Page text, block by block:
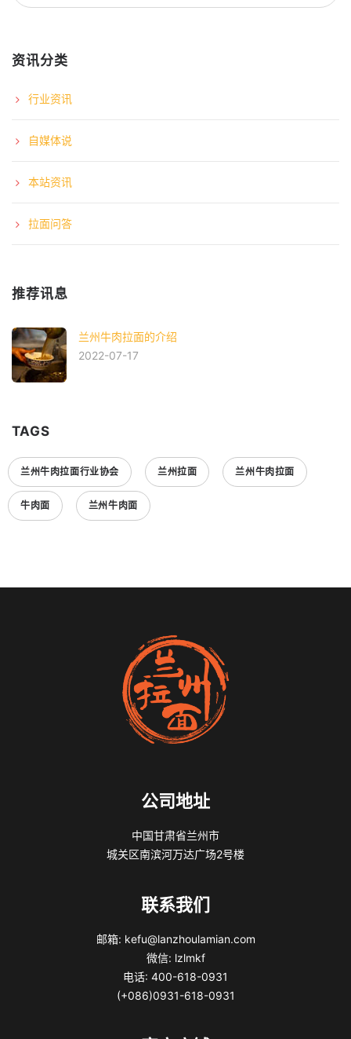
资讯分类
行业资讯
自媒体说
本站资讯
拉面问答
推荐讯息
兰州牛肉拉面的介绍
2022-07-17
TAGS
兰州牛肉拉面行业协会 兰州拉面 兰州牛肉拉面
牛肉面 兰州牛肉面
公司地址
中国甘肃省兰州市
城关区南滨河万达广场2号楼
联系我们
邮箱: kefu@lanzhoulamian.com
微信: lzlmkf
电话: 400-618-0931
(+086)0931-618-0931